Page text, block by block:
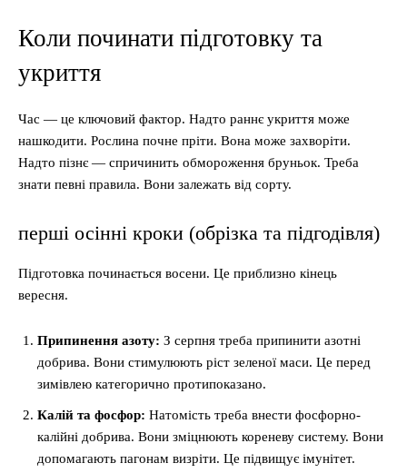
Коли починати підготовку та
укриття
Час — це ключовий фактор. Надто раннє укриття може
нашкодити. Рослина почне пріти. Вона може захворіти.
Надто пізнє — спричинить обмороження бруньок. Треба
знати певні правила. Вони залежать від сорту.
перші осінні кроки (обрізка та підгодівля)
Підготовка починається восени. Це приблизно кінець
вересня.
Припинення азоту: З серпня треба припинити азотні
добрива. Вони стимулюють ріст зеленої маси. Це перед
зимівлею категорично протипоказано.
Калій та фосфор: Натомість треба внести фосфорно-
калійні добрива. Вони зміцнюють кореневу систему. Вони
допомагають пагонам визріти. Це підвищує імунітет.